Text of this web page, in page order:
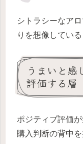
シトラシーなア
りを想像してい
うまいと感
評価する層
ポジティブ評価
購入判断の背中を